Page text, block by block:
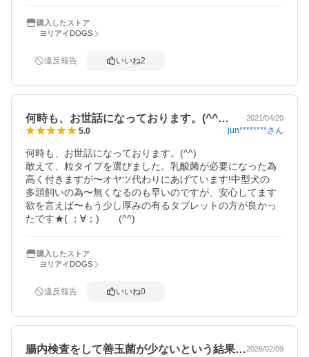
に、
頼らなくて良い様になります様に。
購入したストア
ヨリアイDOGS
違反報告 いいね2
何時も、お世話になっております。(^^… 2021/04/20
5.0 jun********さん
何時も、お世話になっております。(^^)
敢えて、粒タイプを選びました。乳酸菌が必要になった為
高く付きますが〜オヤツ代わりにあげています!中型犬の
多頭飼いの為〜無くなるのも早いのですが、安心してます
欲を言えば〜もう少し厚みの有るタブレットの方が良かっ
たです★( ；∀；)　　(^^)
購入したストア
ヨリアイDOGS
違反報告 いいね0
腸内検査をして善玉菌が少ないという結果…2026/02/09